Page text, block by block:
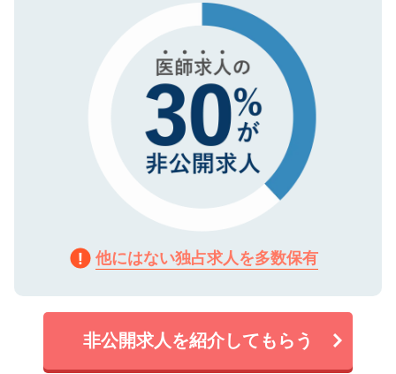
で、機密保持に関してもご安心ください。
他にはない独占求人を多数保有
非公開求人を紹介してもらう